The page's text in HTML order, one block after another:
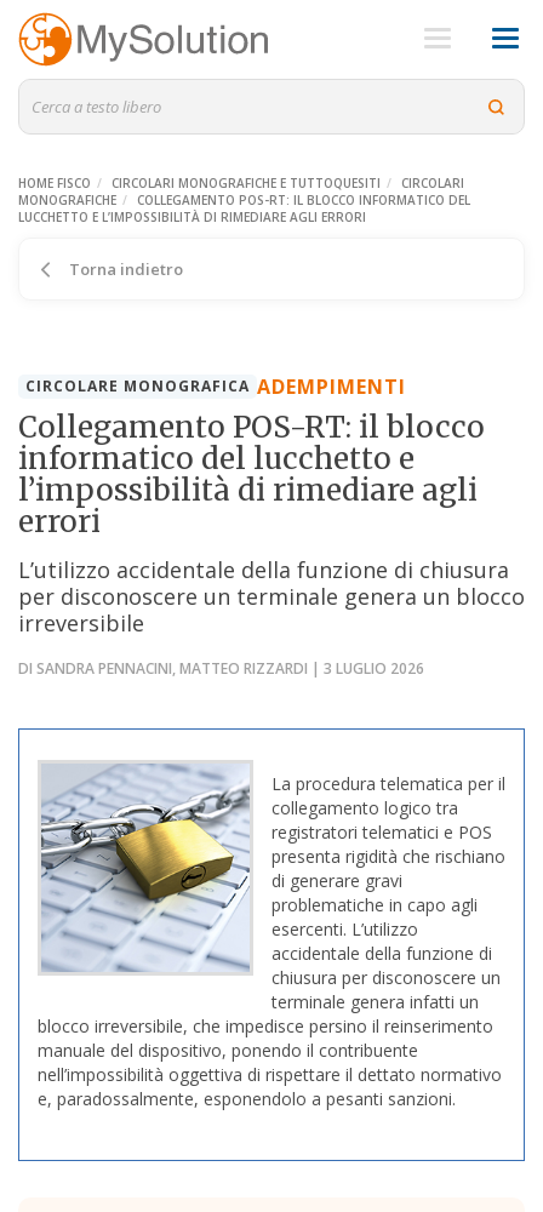
HOME FISCO CIRCOLARI MONOGRAFICHE E TUTTOQUESITI
CIRCOLARI
MONOGRAFICHE
COLLEGAMENTO POS-RT: IL BLOCCO INFORMATICO DEL
LUCCHETTO E L’IMPOSSIBILITÀ DI RIMEDIARE AGLI ERRORI
Torna indietro
CIRCOLARE MONOGRAFICA ADEMPIMENTI
Collegamento POS-RT: il blocco
informatico del lucchetto e
l’impossibilità di rimediare agli
errori
L’utilizzo accidentale della funzione di chiusura
per disconoscere un terminale genera un blocco
irreversibile
DI SANDRA PENNACINI, MATTEO RIZZARDI | 3 LUGLIO 2026
La procedura telematica per il
collegamento logico tra
registratori telematici e POS
presenta rigidità che rischiano
di generare gravi
problematiche in capo agli
esercenti. L’utilizzo
accidentale della funzione di
chiusura per disconoscere un
terminale genera infatti un
blocco irreversibile, che impedisce persino il reinserimento
manuale del dispositivo, ponendo il contribuente
nell’impossibilità oggettiva di rispettare il dettato normativo
e, paradossalmente, esponendolo a pesanti sanzioni.